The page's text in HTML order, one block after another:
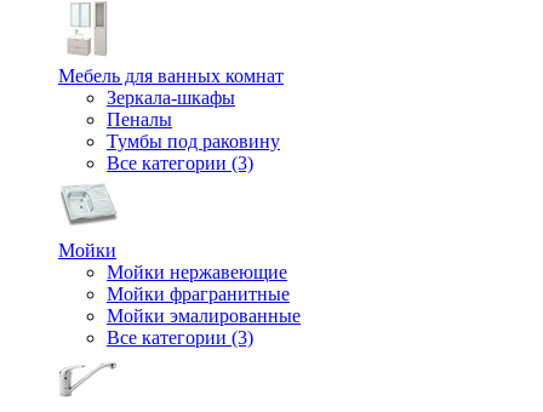
Мебель для ванных комнат
Зеркала-шкафы
Пеналы
Тумбы под раковину
Все категории (3)
Мойки
Мойки нержавеющие
Мойки фрагранитные
Мойки эмалированные
Все категории (3)